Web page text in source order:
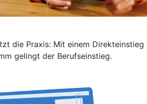
die Praxis: Mit einem Direkteinstieg
gelingt der Berufseinstieg.